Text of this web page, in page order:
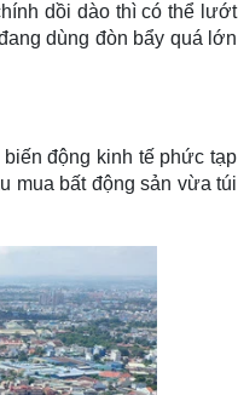
dồi dào thì có thể lướt
dùng đòn bẩy quá lớn
động kinh tế phức tạp
mua bất động sản vừa túi